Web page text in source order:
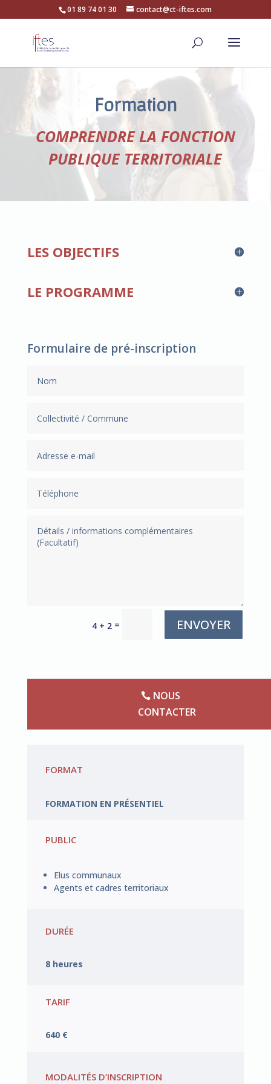
01 89 74 01 30 contact@ct-iftes.com
Formation
COMPRENDRE LA FONCTION
PUBLIQUE TERRITORIALE
LES OBJECTIFS
LE PROGRAMME
Formulaire de pré-inscription
4 + 2 = ENVOYER
NOUS
CONTACTER
FORMAT
FORMATION EN PRÉSENTIEL
PUBLIC
Elus communaux
Agents et cadres territoriaux
DURÉE
8 heures
TARIF
640 €
MODALITÉS D’INSCRIPTION